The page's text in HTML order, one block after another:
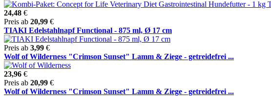
24,48 €
Preis ab 20,99 €
TIAKI Edelstahlnapf Functional - 875 ml, Ø 17 cm
Preis ab 3,99 €
Wolf of Wilderness "Crimson Sunset" Lamm & Ziege - getreidefrei ...
23,96 €
Preis ab 20,99 €
Wolf of Wilderness "Crimson Sunset" Lamm & Ziege - getreidefrei ...